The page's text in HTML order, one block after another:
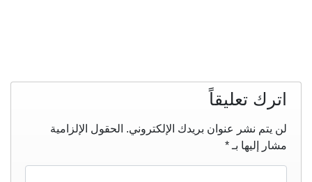
اترك تعليقاً
لن يتم نشر عنوان بريدك الإلكتروني. الحقول الإلزامية
مشار إليها بـ *